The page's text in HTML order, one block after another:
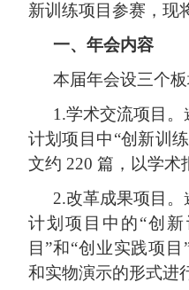
新训练项目参赛，现
一、年会内容
本届年会设三个板
1.学术交流项目
计划项目中“创新训
文约 220 篇，以学术
2.改革成果项目
计划项目中的“创新
目”和“创业实践项
和实物演示的形式进